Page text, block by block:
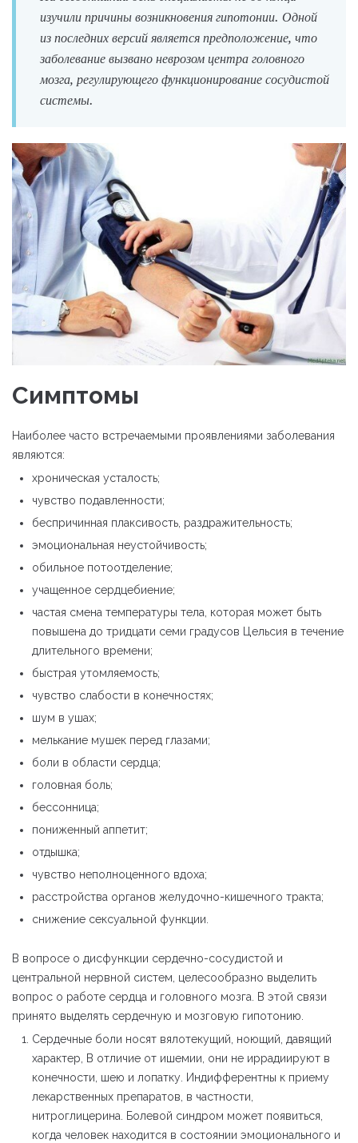
изучили причины возникновения гипотонии. Одной
из последних версий является предположение, что
заболевание вызвано неврозом центра головного
мозга, регулирующего функционирование сосудистой
системы.
Симптомы
Наиболее часто встречаемыми проявлениями заболевания
являются:
хроническая усталость;
чувство подавленности;
беспричинная плаксивость, раздражительность;
эмоциональная неустойчивость;
обильное потоотделение;
учащенное сердцебиение;
частая смена температуры тела, которая может быть
повышена до тридцати семи градусов Цельсия в течение
длительного времени;
быстрая утомляемость;
чувство слабости в конечностях;
шум в ушах;
мелькание мушек перед глазами;
боли в области сердца;
головная боль;
бессонница;
пониженный аппетит;
отдышка;
чувство неполноценного вдоха;
расстройства органов желудочно-кишечного тракта;
снижение сексуальной функции.
В вопросе о дисфункции сердечно-сосудистой и
центральной нервной систем, целесообразно выделить
вопрос о работе сердца и головного мозга. В этой связи
принято выделять сердечную и мозговую гипотонию.
Сердечные боли носят вялотекущий, ноющий, давящий
характер, В отличие от ишемии, они не иррадиируют в
конечности, шею и лопатку. Индифферентны к приему
лекарственных препаратов, в частности,
нитроглицерина. Болевой синдром может появиться,
когда человек находится в состоянии эмоционального и